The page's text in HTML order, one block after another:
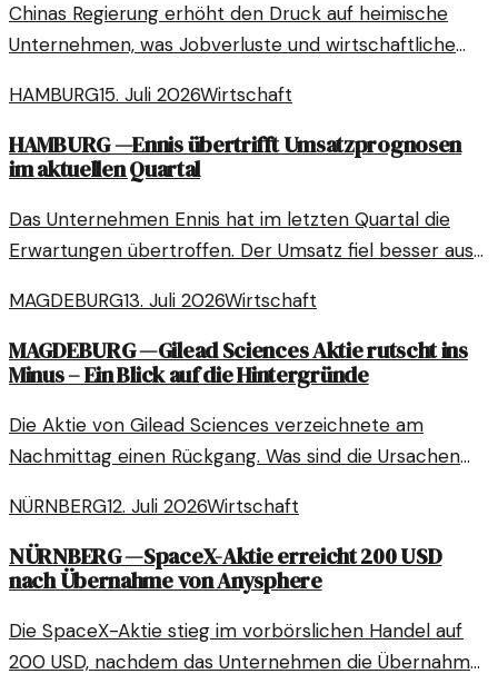
Chinas Regierung erhöht den Druck auf heimische
Unternehmen, was Jobverluste und wirtschaftliche
Entwicklungen und ihre Folgen.
HAMBURG15. Juli 2026Wirtschaft
HAMBURG—Ennis übertrifft Umsatzprognosen
im aktuellen Quartal
Das Unternehmen Ennis hat im letzten Quartal die
Erwartungen übertroffen. Der Umsatz fiel besser aus
Marktentwicklung hindeutet.
MAGDEBURG13. Juli 2026Wirtschaft
MAGDEBURG—Gilead Sciences Aktie rutscht ins
Minus – Ein Blick auf die Hintergründe
Die Aktie von Gilead Sciences verzeichnete am
Nachmittag einen Rückgang. Was sind die Ursachen
es?
NÜRNBERG12. Juli 2026Wirtschaft
NÜRNBERG—SpaceX-Aktie erreicht 200 USD
nach Übernahme von Anysphere
Die SpaceX-Aktie stieg im vorbörslichen Handel auf
200 USD, nachdem das Unternehmen die Übernahme